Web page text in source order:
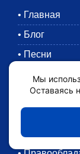
• Главная
• Блог
• Песни
Раскраски
Картинки
•
•
Мы
Оставаясь